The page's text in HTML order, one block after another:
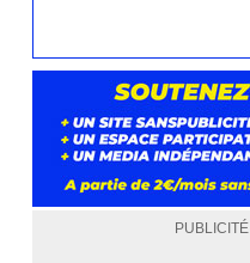
PUBLICITÉ